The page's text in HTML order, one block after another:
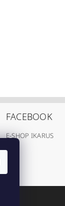
FACEBOOK
E-SHOP IKARUS